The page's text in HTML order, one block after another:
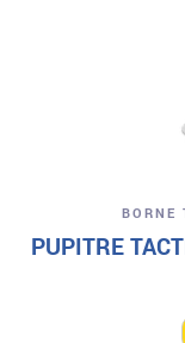
BORNE
PUPITRE